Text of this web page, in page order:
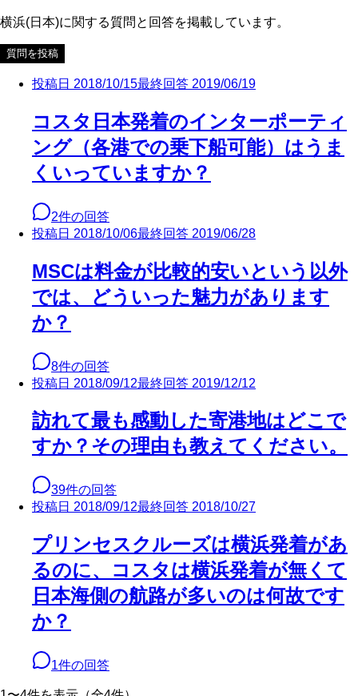
横浜(日本)に関する質問と回答を掲載しています。
質問を投稿
投稿日 2018/10/15最終回答 2019/06/19
コスタ日本発着のインターポーティ
ング（各港での乗下船可能）はうま
くいっていますか？
2件の回答
投稿日 2018/10/06最終回答 2019/06/28
MSCは料金が比較的安いという以外
では、どういった魅力があります
か？
8件の回答
投稿日 2018/09/12最終回答 2019/12/12
訪れて最も感動した寄港地はどこで
すか？その理由も教えてください。
39件の回答
投稿日 2018/09/12最終回答 2018/10/27
プリンセスクルーズは横浜発着があ
るのに、コスタは横浜発着が無くて
日本海側の航路が多いのは何故です
か？
1件の回答